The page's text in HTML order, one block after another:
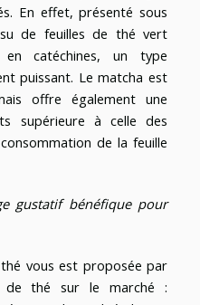
En effet, présenté sous
de feuilles de thé vert
catéchines, un type
puissant. Le matcha est
offre également une
supérieure à celle des
de la feuille
gustatif bénéfique pour
vous est proposée par
de thé sur le marché :